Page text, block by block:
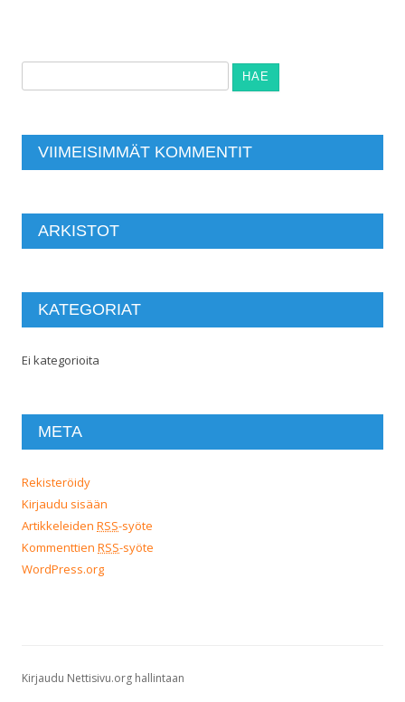
VIIMEISIMMÄT KOMMENTIT
ARKISTOT
KATEGORIAT
Ei kategorioita
META
Rekisteröidy
Kirjaudu sisään
Artikkeleiden RSS-syöte
Kommenttien RSS-syöte
WordPress.org
Kirjaudu Nettisivu.org hallintaan